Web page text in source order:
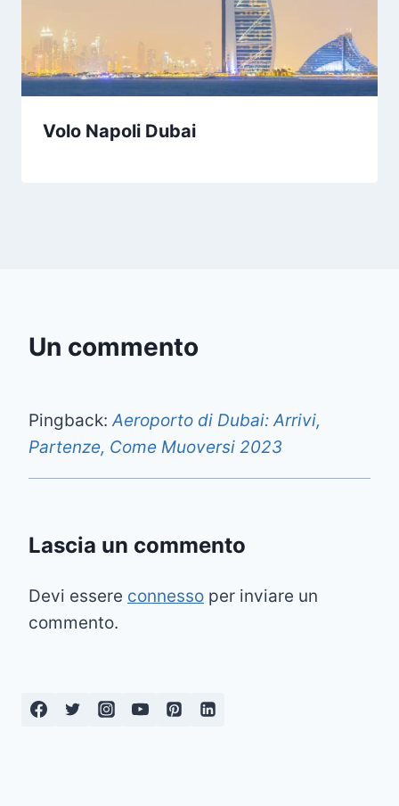
Volo Napoli Dubai
Un commento
Pingback:Aeroporto di Dubai: Arrivi,
Partenze, Come Muoversi 2023
Lascia un commento
Devi essere connesso per inviare un
commento.